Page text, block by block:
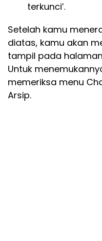
terkunci’.
Setelah kamu
diatas, kamu akan
tampil pada
Untuk
memeriksa menu
Arsip.